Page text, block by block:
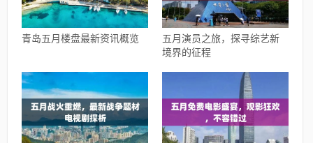
青岛五月楼盘最新资讯概览
五月演员之旅，探寻综艺新
境界的征程